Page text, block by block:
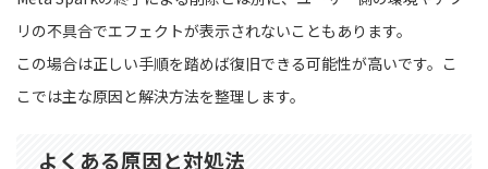
リの不具合でエフェクトが表示されないこともあります。
この場合は正しい手順を踏めば復旧できる可能性が高いです。こ
こでは主な原因と解決方法を整理します。
よくある原因と対処法